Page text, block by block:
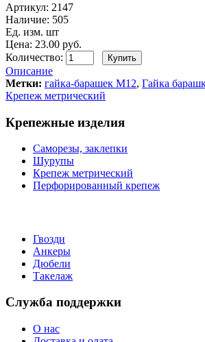
Артикул: 2147
Наличие: 505
Ед. изм. шт
Цена: 23.00 руб.
Количество:
Описание
Метки: гайка-барашек М12, Гайка
Крепеж метрический
Крепежные изделия
Саморезы, заклепки
Шурупы
Крепеж метрический
Перфорированный крепеж
Гвозди
Анкеры
Дюбели
Такелаж
Служба поддержки
О нас